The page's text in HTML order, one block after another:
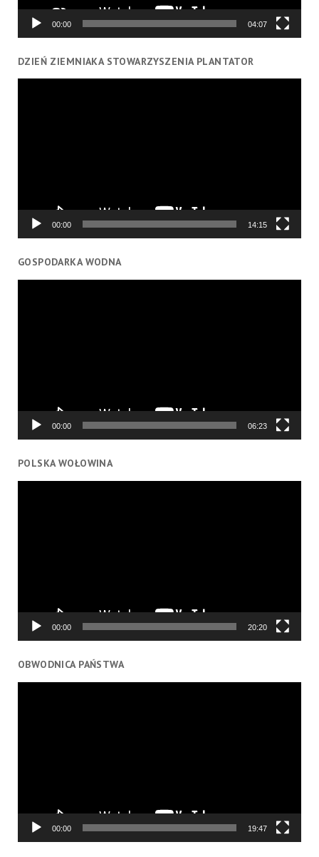
00:00 04:07
DZIEŃ ZIEMNIAKA STOWARZYSZENIA PLANTATOR
00:00 14:15
GOSPODARKA WODNA
00:00 06:23
POLSKA WOŁOWINA
00:00 20:20
OBWODNICA PAŃSTWA
00:00 19:47